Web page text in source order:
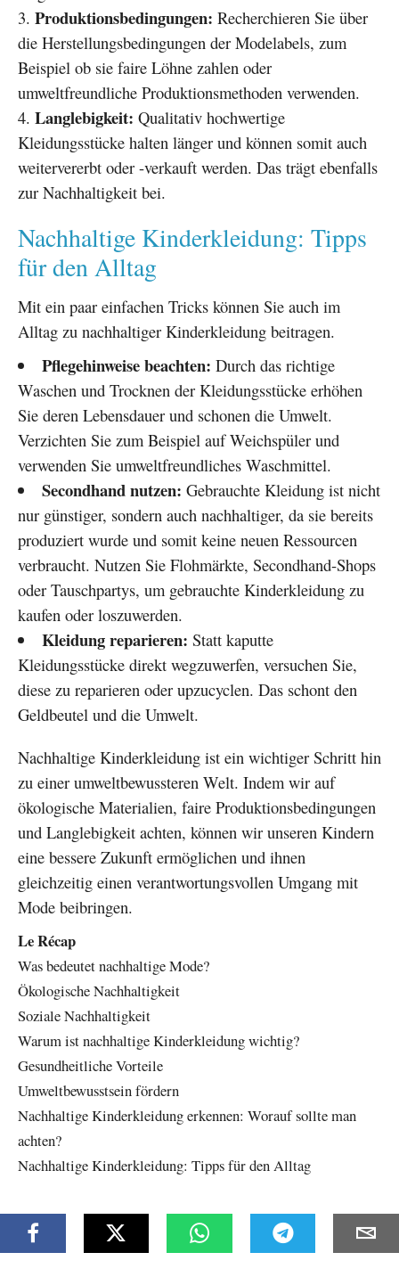
Produktionsbedingungen: Recherchieren Sie über
die Herstellungsbedingungen der Modelabels, zum
Beispiel ob sie faire Löhne zahlen oder
umweltfreundliche Produktionsmethoden verwenden.
Langlebigkeit: Qualitativ hochwertige
Kleidungsstücke halten länger und können somit auch
weitervererbt oder -verkauft werden. Das trägt ebenfalls
zur Nachhaltigkeit bei.
Nachhaltige Kinderkleidung: Tipps
für den Alltag
Mit ein paar einfachen Tricks können Sie auch im
Alltag zu nachhaltiger Kinderkleidung beitragen.
Pflegehinweise beachten: Durch das richtige
Waschen und Trocknen der Kleidungsstücke erhöhen
Sie deren Lebensdauer und schonen die Umwelt.
Verzichten Sie zum Beispiel auf Weichspüler und
verwenden Sie umweltfreundliches Waschmittel.
Secondhand nutzen: Gebrauchte Kleidung ist nicht
nur günstiger, sondern auch nachhaltiger, da sie bereits
produziert wurde und somit keine neuen Ressourcen
verbraucht. Nutzen Sie Flohmärkte, Secondhand-Shops
oder Tauschpartys, um gebrauchte Kinderkleidung zu
kaufen oder loszuwerden.
Kleidung reparieren: Statt kaputte
Kleidungsstücke direkt wegzuwerfen, versuchen Sie,
diese zu reparieren oder upzucyclen. Das schont den
Geldbeutel und die Umwelt.
Nachhaltige Kinderkleidung ist ein wichtiger Schritt hin
zu einer umweltbewussteren Welt. Indem wir auf
ökologische Materialien, faire Produktionsbedingungen
und Langlebigkeit achten, können wir unseren Kindern
eine bessere Zukunft ermöglichen und ihnen
gleichzeitig einen verantwortungsvollen Umgang mit
Mode beibringen.
Le Récap
Was bedeutet nachhaltige Mode?
Ökologische Nachhaltigkeit
Soziale Nachhaltigkeit
Warum ist nachhaltige Kinderkleidung wichtig?
Gesundheitliche Vorteile
Umweltbewusstsein fördern
Nachhaltige Kinderkleidung erkennen: Worauf sollte man
achten?
Nachhaltige Kinderkleidung: Tipps für den Alltag